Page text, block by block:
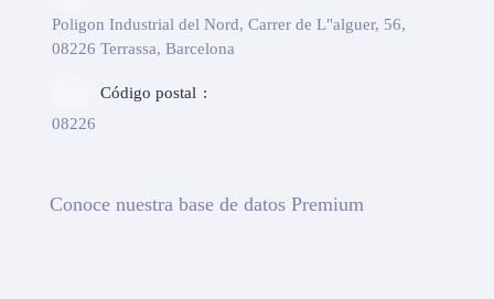
Poligon Industrial del Nord, Carrer de L"alguer, 56,
08226 Terrassa, Barcelona
Código postal
08226
Conoce nuestra base de datos Premium